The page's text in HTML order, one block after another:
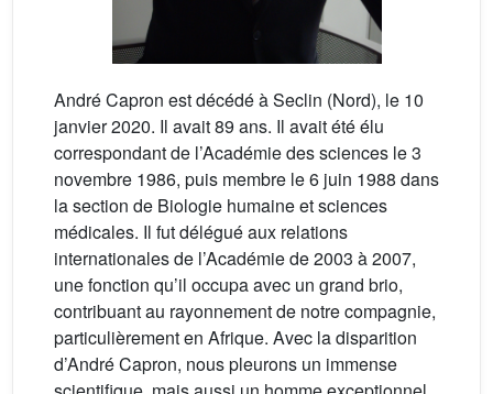
André Capron est décédé à Seclin (Nord), le 10
janvier 2020. Il avait 89 ans. Il avait été élu
correspondant de l’Académie des sciences le 3
novembre 1986, puis membre le 6 juin 1988 dans
la section de Biologie humaine et sciences
médicales. Il fut délégué aux relations
internationales de l’Académie de 2003 à 2007,
une fonction qu’il occupa avec un grand brio,
contribuant au rayonnement de notre compagnie,
particulièrement en Afrique. Avec la disparition
d’André Capron, nous pleurons un immense